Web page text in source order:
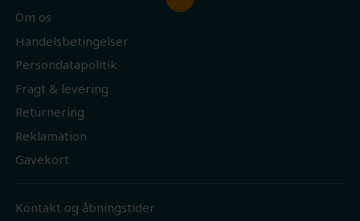
Om os
Handelsbetingelser
Persondatapolitik
Fragt & levering
Returnering
Reklamation
Gavekort
Kontakt og åbningstider